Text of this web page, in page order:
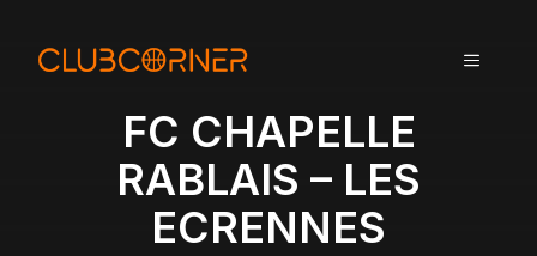
MENU
FC CHAPELLE
RABLAIS – LES
ECRENNES